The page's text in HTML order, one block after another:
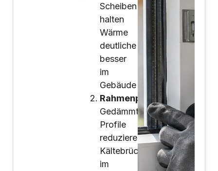
Scheiben
halten
Wärme
deutliche
besser
im
Gebäude
Rahmenprofile:
Gedämmte
Profile
reduzieren
Kältebrücken
im